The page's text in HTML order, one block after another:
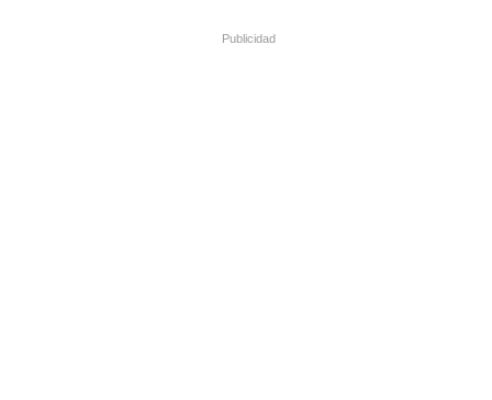
Publicidad